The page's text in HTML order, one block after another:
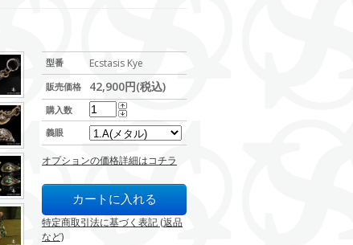
型番 Ecstasis Kye
販売価格 42,900円(税込)
購入数
義眼
オプションの価格詳細はコチラ
特定商取引法に基づく表記 (返品
など)